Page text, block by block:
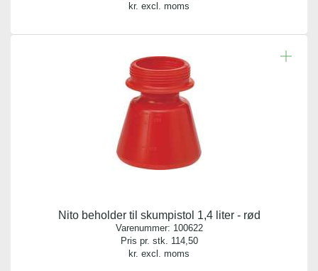
kr. excl. moms
Nito beholder til skumpistol 1,4 liter - rød
Varenummer: 100622
Pris pr. stk. 114,50
kr. excl. moms